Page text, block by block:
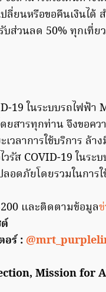
ลี่ยนหรือขอคืนเงินได้
ส่วนลด 50% ทุกเที่ย
19 ในระบบรถไฟฟ้า
ยสารทุกท่าน จึงขอคว
วลาการใช้บริการ ล้า
ส COVID-19 ในระบ
อดภัยโดยรวมในการใ
และติดตามข้อมูล
อร์ :
Mission for